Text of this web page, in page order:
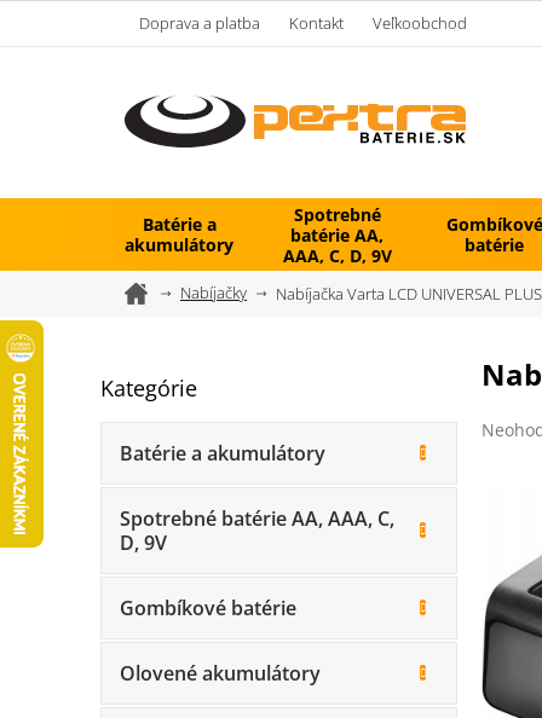
Doprava a platba Kontakt Veľkoobchod
Batérie a
akumulátory
Spotrebné
batérie AA,
AAA, C, D, 9V
Gombíkové
batérie
DomovNabíjačky Nabíjačka Varta LCD UNIVERSAL
o
č
e
Preskočiť
Kategórie
Batérie a akumulátory
Spotrebné batérie AA, AAA, C,
D, 9V
Gombíkové batérie
Olovené akumulátory